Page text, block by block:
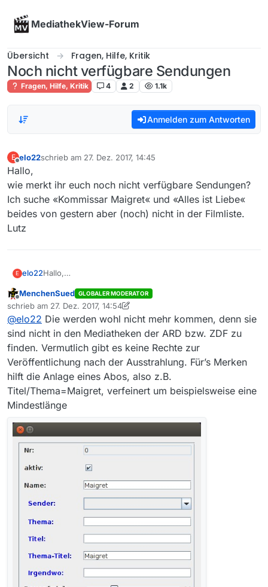
MediathekView-Forum
Übersicht Fragen, Hilfe, Kritik
Noch nicht verfügbare Sendungen
Fragen, Hilfe, Kritik 4 2 1.1k
Anmelden zum Antworten
E
Offline
elo22schrieb am 27. Dez. 2017, 14:45
zuletzt editiert von
Hallo,
wie merkt ihr euch noch nicht verfügbare Sendungen?
Ich suche «Kommissar Maigret« und «Alles ist Liebe«
beides von gestern aber (noch) nicht in der Filmliste.
Lutz
E elo22Hallo,
Ich suche «Kommissar Maigret« und «Alles ist Liebe«
beides von gestern aber (noch) nicht in der Filmliste.
Lutz
Offline
MenchenSued GLOBALER MODERATOR
schrieb am 27. Dez. 2017, 14:54
zuletzt editiert von MenchenSued
@elo22 Die werden wohl nicht mehr kommen, denn sie
sind nicht in den Mediatheken der ARD bzw. ZDF zu
finden. Vermutlich gibt es keine Rechte zur
Veröffentlichung nach der Ausstrahlung. Für’s Merken
hilft die Anlage eines Abos, also z.B.
Titel/Thema=Maigret, verfeinert um beispielsweise eine
Mindestlänge